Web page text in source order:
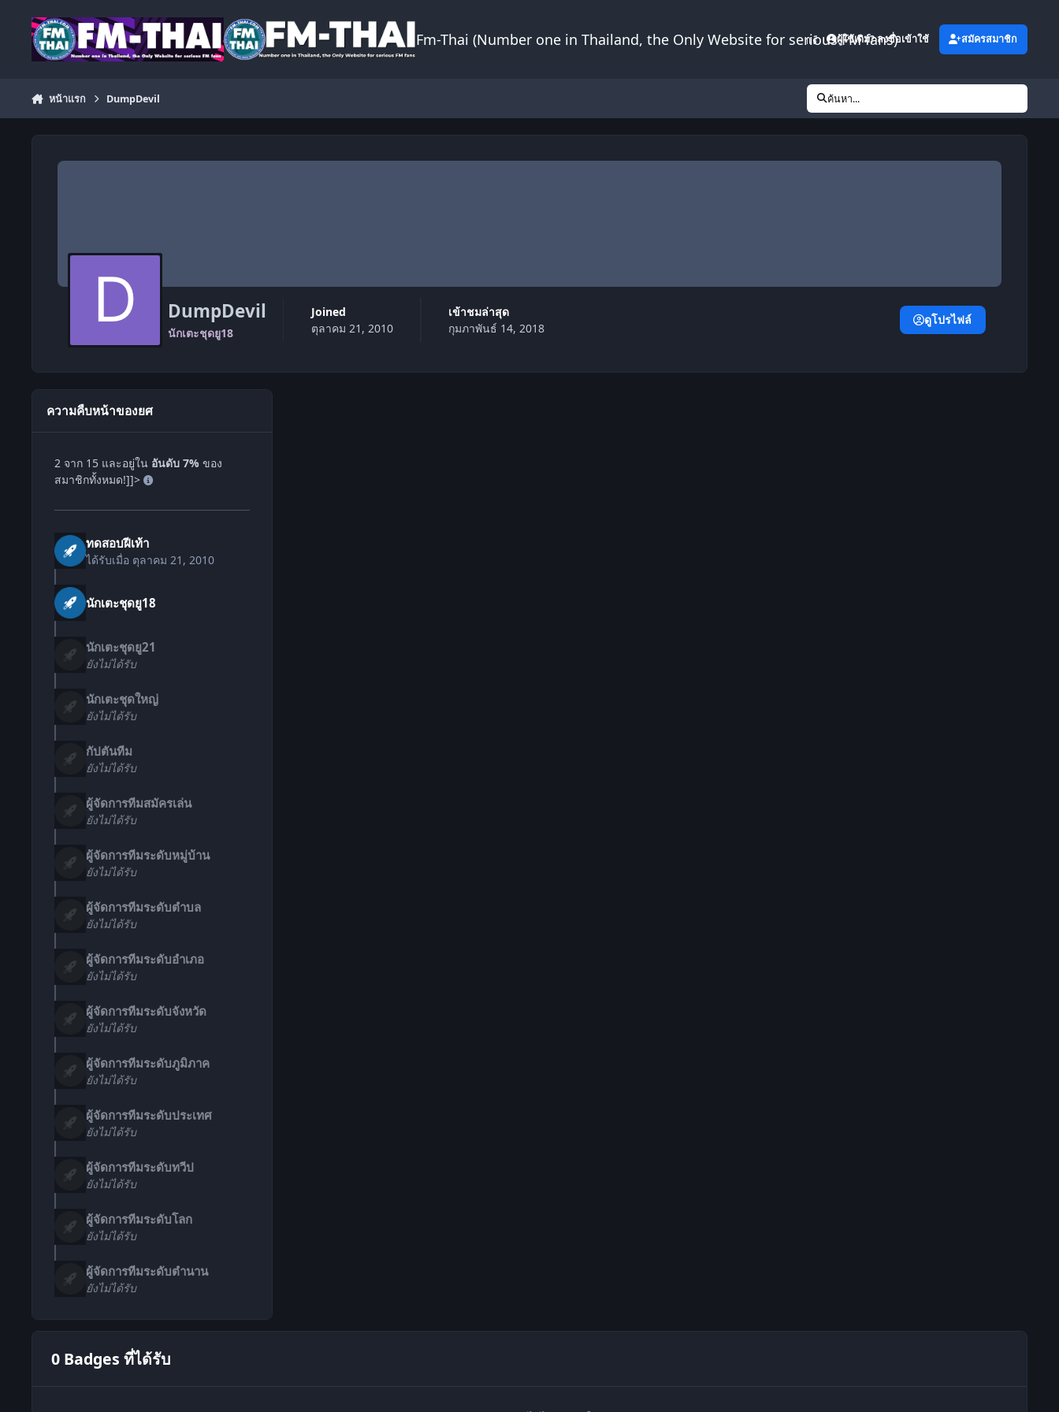
Fm-Thai (Number one in Thailand, the Only Website for serious FM fans)
เพิ่มเติม ผู้ใช้เดิม? ลงชื่อเข้าใช้ สมัครสมาชิก
หน้าแรก DumpDevil ค้นหา...
DumpDevil
นักเตะชุดยู18
Joined
ตุลาคม 21, 2010
เข้าชมล่าสุด
กุมภาพันธ์ 14, 2018
ดูโปรไฟล์
ความคืบหน้าของยศ
2 จาก 15 และอยู่ใน อันดับ 7% ของ
สมาชิกทั้งหมด!]]>
ทดสอบฝีเท้า
ได้รับเมื่อ ตุลาคม 21, 2010
นักเตะชุดยู18
นักเตะชุดยู21
ยังไม่ได้รับ
นักเตะชุดใหญ่
ยังไม่ได้รับ
กัปตันทีม
ยังไม่ได้รับ
ผู้จัดการทีมสมัครเล่น
ยังไม่ได้รับ
ผู้จัดการทีมระดับหมู่บ้าน
ยังไม่ได้รับ
ผู้จัดการทีมระดับตำบล
ยังไม่ได้รับ
ผู้จัดการทีมระดับอำเภอ
ยังไม่ได้รับ
ผู้จัดการทีมระดับจังหวัด
ยังไม่ได้รับ
ผู้จัดการทีมระดับภูมิภาค
ยังไม่ได้รับ
ผู้จัดการทีมระดับประเทศ
ยังไม่ได้รับ
ผู้จัดการทีมระดับทวีป
ยังไม่ได้รับ
ผู้จัดการทีมระดับโลก
ยังไม่ได้รับ
ผู้จัดการทีมระดับตำนาน
ยังไม่ได้รับ
0 Badges ที่ได้รับ